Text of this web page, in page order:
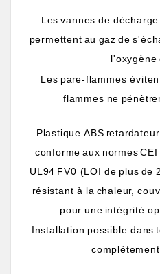
Les vannes de décharge
permettent au gaz de
l'oxygène
Les pare-flammes
flammes ne pénètr
Plastique ABS retardateur
conforme aux normes CEI
UL94 FV0 (LOI de plus de
résistant à la chaleur,
pour une intégrité
Installation possible dans
complètement